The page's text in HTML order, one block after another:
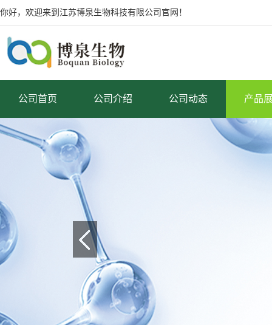
你好，欢迎来到江苏博泉生物科技有限公司官网！
公司首页 公司介绍 公司动态 产品